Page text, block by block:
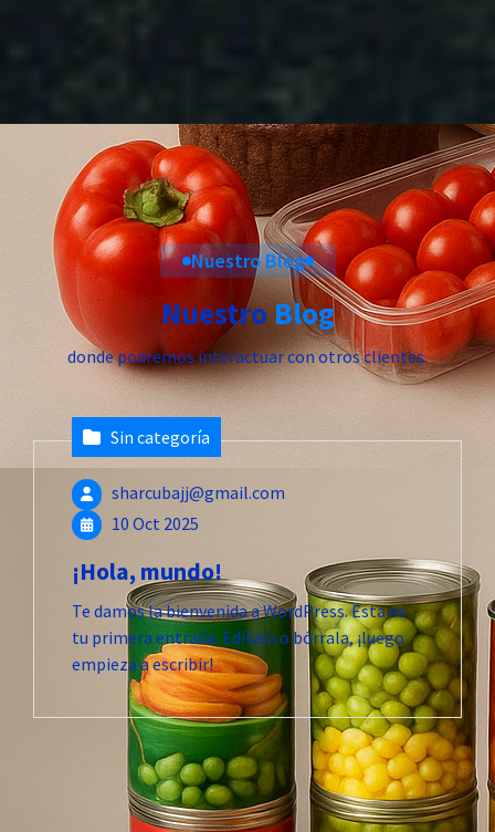
Nuestro Blog
NuestroBlog
donde podremos interactuar con otros clientes.
Sin categoría
sharcubajj@gmail.com
10 Oct 2025
¡Hola, mundo!
Te damos la bienvenida a WordPress. Esta es
tu primera entrada. Edítala o bórrala, ¡luego
empieza a escribir!